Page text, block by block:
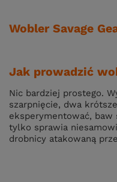
Wobler Savage
Jak prowadzić
Nic bardziej prostego.
szarpnięcie, dwa
eksperymentować,
tylko sprawia
drobnicy atakowaną